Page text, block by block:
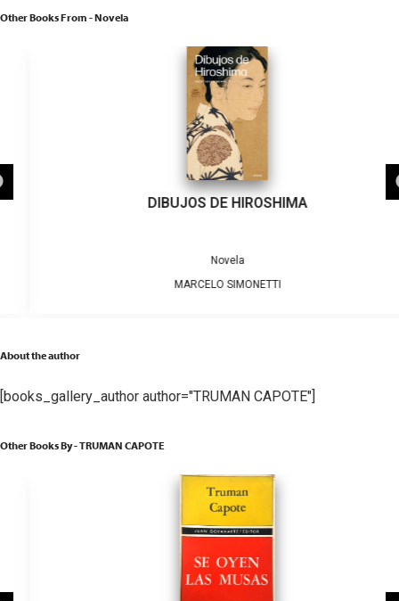
Other Books From - Novela
DIBUJOS DE HIROSHIMA
Novela
MARCELO SIMONETTI
About the author
[books_gallery_author author="TRUMAN CAPOTE"]
Other Books By - TRUMAN CAPOTE